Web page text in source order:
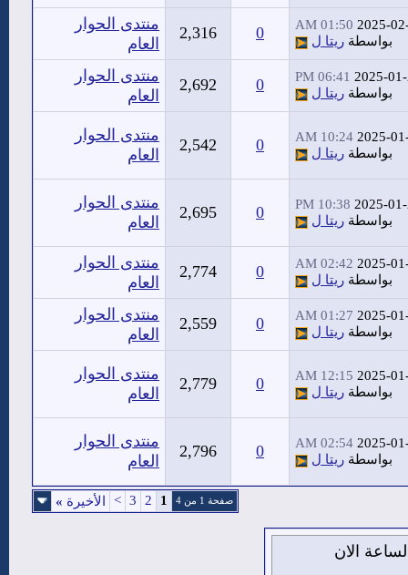
2025-
01:50 AM
بواسطة ريتا ل 0
2,316
منتدى الحوار
العام
2025-
06:41 PM
بواسطة ريتا ل 0
2,692
منتدى الحوار
العام
2025-
10:24 AM
بواسطة ريتا ل 0
2,542
منتدى الحوار
العام
2025-
10:38 PM
بواسطة ريتا ل 0
2,695
منتدى الحوار
العام
2025-
02:42 AM
بواسطة ريتا ل 0
2,774
منتدى الحوار
العام
2025-
01:27 AM
بواسطة ريتا ل 0
2,559
منتدى الحوار
العام
2025-
12:15 AM
بواسطة ريتا ل 0
2,779
منتدى الحوار
العام
2025-
02:54 AM
بواسطة ريتا ل 0
2,796
منتدى الحوار
العام
صفحة 1 من 4 1
2
3
> الأخيرة »
من اغسطس 2026 , الساعة الان